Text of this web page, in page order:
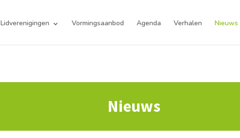
Lidverenigingen Vormingsaanbod Agenda Verhalen Nieuws
Nieuws